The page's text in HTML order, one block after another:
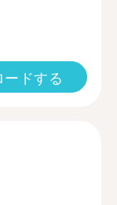
ドする